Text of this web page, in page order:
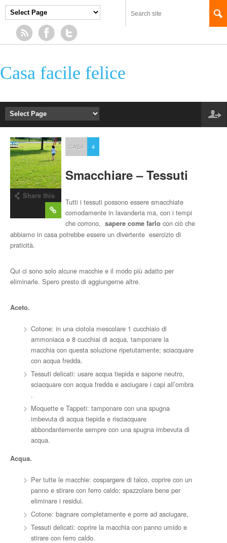
Casa facile felice
Share this
CASA 4
Smacchiare – Tessuti
Tutti i tessuti possono essere smacchiate
comodamente in lavanderia ma, con i tempi
che corrono, sapere come farlocon ciò che
abbiamo in casa potrebbe essere un divertente esercizio di
praticità.
Qui ci sono solo alcune macchie e il modo più adatto per
eliminarle. Spero presto di aggiungerne altre.
Aceto.
Cotone: in una ciotola mescolare 1 cucchiaio di
ammoniaca e 8 cucchiai di acqua, tamponare la
macchia con questa soluzione ripetutamente; sciacquare
con acqua fredda.
Tessuti delicati: usare acqua tiepida e sapone neutro,
sciacquare con acqua fredda e asciugare i capi all’ombra
.
Moquette e Tappeti: tamponare con una spugna
imbevuta di acqua tiepida e risciacquare
abbondantemente sempre con una spugna imbevuta di
acqua.
Acqua.
Per tutte le macchie: cospargere di talco, coprire con un
panno e stirare con ferro caldo; spazzolare bene per
eliminare i residui.
Cotone: bagnare completamente e porre ad asciugare,
Tessuti delicati: coprire la macchia con panno umido e
stirare con ferro caldo.